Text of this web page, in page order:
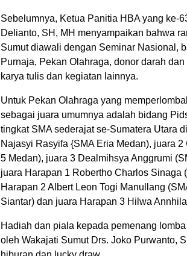
Sebelumnya, Ketua Panitia HBA yang ke-
Delianto, SH, MH menyampaikan bahwa
Sumut diawali dengan Seminar Nasional,
Purnaja, Pekan Olahraga, donor darah
karya tulis dan kegiatan lainnya.
Untuk Pekan Olahraga yang
sebagai juara umumnya adalah bidang
tingkat SMA sederajat se-Sumatera Utara
Najasyi Rasyifa {SMA Eria Medan), juara
5 Medan), juara 3 Dealmihsya Anggrumi
juara Harapan 1 Robertho Charlos Sinaga
Harapan 2 Albert Leon Togi Manullang
Siantar) dan juara Harapan 3 Hilwa
Hadiah dan piala kepada pemenang
oleh Wakajati Sumut Drs. Joko Purwanto,